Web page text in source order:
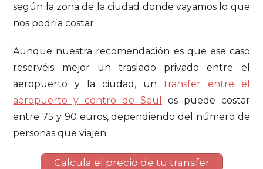
según la zona de la ciudad donde vayamos lo que
nos podría costar.
Aunque nuestra recomendación es que ese caso
reservéis mejor un traslado privado entre el
aeropuerto y la ciudad, un transfer entre el
aeropuerto y centro de Seul
os puede costar
entre 75 y 90 euros, dependiendo del número de
personas que viajen.
Calcula el precio de tu transfer